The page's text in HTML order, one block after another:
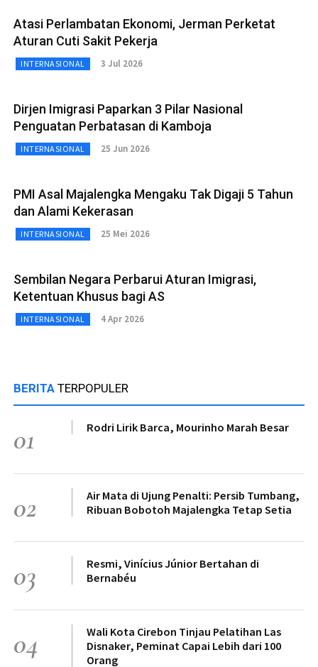
Atasi Perlambatan Ekonomi, Jerman Perketat
Aturan Cuti Sakit Pekerja
INTERNASIONAL 3 Jul 2026
Dirjen Imigrasi Paparkan 3 Pilar Nasional
Penguatan Perbatasan di Kamboja
INTERNASIONAL 25 Jun 2026
PMI Asal Majalengka Mengaku Tak Digaji 5 Tahun
dan Alami Kekerasan
INTERNASIONAL 25 Mei 2026
Sembilan Negara Perbarui Aturan Imigrasi,
Ketentuan Khusus bagi AS
INTERNASIONAL 4 Apr 2026
BERITA TERPOPULER
01 Rodri Lirik Barca, Mourinho Marah Besar
02
Air Mata di Ujung Penalti: Persib Tumbang,
Ribuan Bobotoh Majalengka Tetap Setia
03
Resmi, Vinícius Júnior Bertahan di
Bernabéu
04
Wali Kota Cirebon Tinjau Pelatihan Las
Disnaker, Peminat Capai Lebih dari 100
Orang